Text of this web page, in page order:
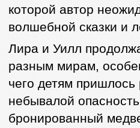
которой автор
волшебной сказки и
Лира и Уилл
разным мирам,
чего детям
небывалой
бронированный